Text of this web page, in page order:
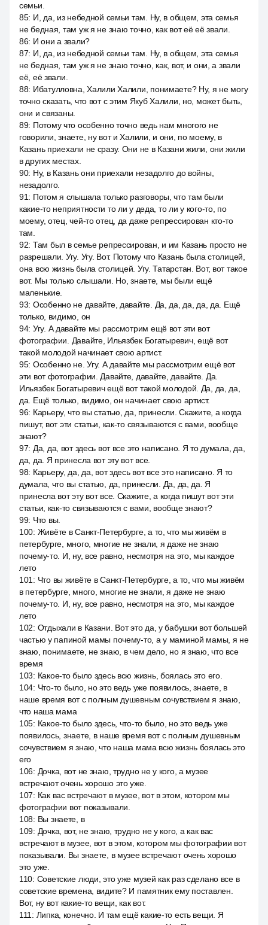
семьи.
85: И, да, из небедной семьи там. Ну, в общем, эта семья
не бедная, там уж я не знаю точно, как вот её её звали.
86: И они а звали?
87: И, да, из небедной семьи там. Ну, в общем, эта семья
не бедная, там уж я не знаю точно, как, вот, и они, а звали
её, её звали.
88: Ибатулловна, Халили Халили, понимаете? Ну, я не могу
точно сказать, что вот с этим Якуб Халили, но, может быть,
они и связаны.
89: Потому что особенно точно ведь нам многого не
говорили, знаете, ну вот и Халили, и они, по моему, в
Казань приехали не сразу. Они не в Казани жили, они жили
в других местах.
90: Ну, в Казань они приехали незадолго до войны,
незадолго.
91: Потом я слышала только разговоры, что там были
какие-то неприятности то ли у деда, то ли у кого-то, по
моему, отец, чей-то отец, да даже репрессирован кто-то
там.
92: Там был в семье репрессирован, и им Казань просто не
разрешали. Угу. Угу. Вот. Потому что Казань была столицей,
она всю жизнь была столицей. Угу. Татарстан. Вот, вот такое
вот. Мы только слышали. Но, знаете, мы были ещё
маленькие.
93: Особенно не давайте, давайте. Да, да, да, да, да. Ещё
только, видимо, он
94: Угу. А давайте мы рассмотрим ещё вот эти вот
фотографии. Давайте, Ильязбек Богатыревич, ещё вот
такой молодой начинает свою артист.
95: Особенно не. Угу. А давайте мы рассмотрим ещё вот
эти вот фотографии. Давайте, давайте, давайте. Да.
Ильязбек Богатыревич ещё вот такой молодой. Да, да, да,
да. Ещё только, видимо, он начинает свою артист.
96: Карьеру, что вы статью, да, принесли. Скажите, а когда
пишут, вот эти статьи, как-то связываются с вами, вообще
знают?
97: Да, да, вот здесь вот все это написано. Я то думала, да,
да, да. Я принесла вот эту вот все.
98: Карьеру, да, да, вот здесь вот все это написано. Я то
думала, что вы статью, да, принесли. Да, да, да. Я
принесла вот эту вот все. Скажите, а когда пишут вот эти
статьи, как-то связываются с вами, вообще знают?
99: Что вы.
100: Живёте в Санкт-Петербурге, а то, что мы живём в
петербурге, много, многие не знали, я даже не знаю
почему-то. И, ну, все равно, несмотря на это, мы каждое
лето
101 : Что вы живёте в Санкт-Петербурге, а то, что мы живём
в петербурге, много, многие не знали, я даже не знаю
почему-то. И, ну, все равно, несмотря на это, мы каждое
лето
102: Отдыхали в Казани. Вот это да, у бабушки вот большей
частью у папиной мамы почему-то, а у маминой мамы, я не
знаю, понимаете, не знаю, в чем дело, но я знаю, что все
время
103: Какое-то было здесь всю жизнь, боялась это его.
104: Что-то было, но это ведь уже появилось, знаете, в
наше время вот с полным душевным сочувствием я знаю,
что наша мама
105: Какое-то было здесь, что-то было, но это ведь уже
появилось, знаете, в наше время вот с полным душевным
сочувствием я знаю, что наша мама всю жизнь боялась это
его
106: Дочка, вот не знаю, трудно не у кого, а музее
встречают очень хорошо это уже.
107: Как вас встречают в музее, вот в этом, котором мы
фотографии вот показывали.
108: Вы знаете, в
109: Дочка, вот, не знаю, трудно не у кого, а как вас
встречают в музее, вот в этом, котором мы фотографии вот
показывали. Вы знаете, в музее встречают очень хорошо
это уже.
110: Советские люди, это уже музей как раз сделано все в
советские времена, видите? И памятник ему поставлен.
Вот, ну вот какие-то вещи, как вот.
111 : Липка, конечно. И там ещё какие-то есть вещи. Я